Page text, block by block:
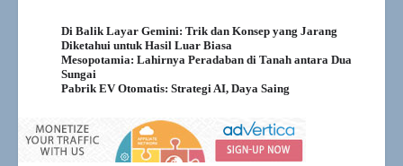
Di Balik Layar Gemini: Trik dan Konsep yang Jarang
Diketahui untuk Hasil Luar Biasa
Mesopotamia: Lahirnya Peradaban di Tanah antara Dua
Sungai
Pabrik EV Otomatis: Strategi AI, Daya Saing